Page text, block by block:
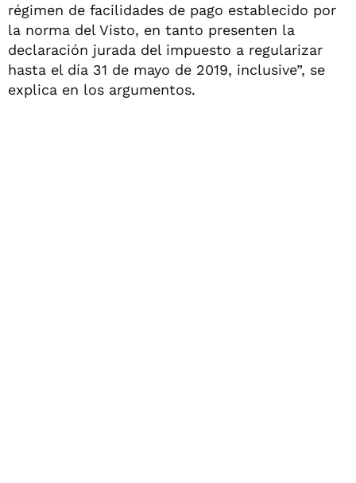
régimen de facilidades de pago establecido por
la norma del Visto, en tanto presenten la
declaración jurada del impuesto a regularizar
hasta el día 31 de mayo de 2019, inclusive”, se
explica en los argumentos.